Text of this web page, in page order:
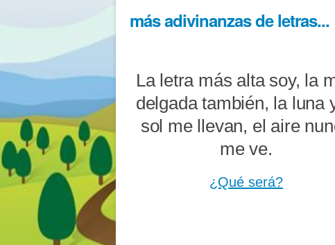
más adivinanzas de letras...
La letra más alta soy, la
delgada también, la luna
sol me llevan, el aire
me ve.
¿Qué será?